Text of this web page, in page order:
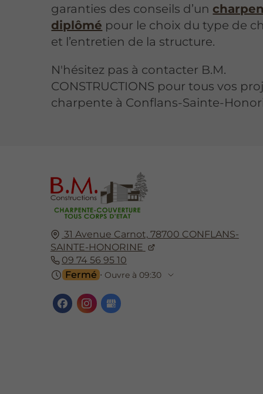
garanties des conseils d’un
diplômé pour le choix du type de
et l’entretien de la structure.
N'hésitez pas à contacter B.M.
CONSTRUCTIONS pour tous vos
charpente à Conflans-Sainte-
31 Avenue Carnot, 78700 CONFLANS-
SAINTE-HONORINE
09 74 56 95 10
Fermé ⋅ Ouvre à 09:30